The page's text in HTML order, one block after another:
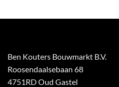
Ben Kouters Bouwmarkt B.V.
Roosendaalsebaan 68
4751RD Oud Gastel